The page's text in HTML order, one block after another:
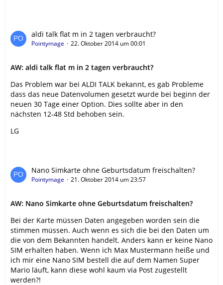
aldi talk flat m in 2 tagen verbraucht?
Pointymage 22. Oktober 2014 um 00:01
AW: aldi talk flat m in 2 tagen verbraucht?
Das Problem war bei ALDI TALK bekannt, es gab Probleme
dass das neue Datenvolumen gesetzt wurde bei beginn der
neuen 30 Tage einer Option. Dies sollte aber in den
nächsten 12-48 Std behoben sein.
LG
Nano Simkarte ohne Geburtsdatum freischalten?
Pointymage 21. Oktober 2014 um 23:57
AW: Nano Simkarte ohne Geburtsdatum freischalten?
Bei der Karte müssen Daten angegeben worden sein die
stimmen müssen. Auch wenn es sich die bei den Daten um
die von dem Bekannten handelt. Anders kann er keine Nano
SIM erhalten haben. Wenn ich Max Mustermann heiße und
ich mir eine Nano SIM bestell die auf dem Namen Super
Mario läuft, kann diese wohl kaum via Post zugestellt
werden?!